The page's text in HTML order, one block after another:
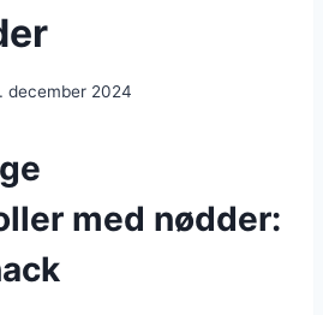
december 2024
med nødder: